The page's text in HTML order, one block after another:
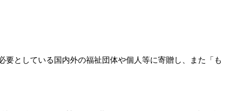
要としている国内外の福祉団体や個人等に寄贈し、また「も